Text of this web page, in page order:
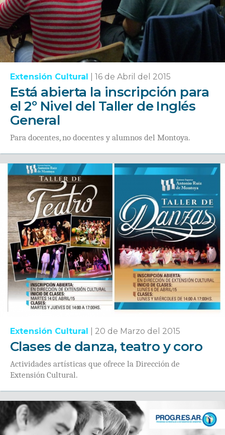
Extensión Cultural 16 de Abril del 2015
Está abierta la inscripción para
el 2º Nivel del Taller de Inglés
General
Para docentes, no docentes y alumnos del Montoya.
Extensión Cultural 20 de Marzo del 2015
Clases de danza, teatro y coro
Actividades artísticas que ofrece la Dirección de
Extensión Cultural.